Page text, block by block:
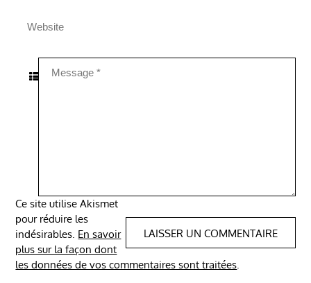
Ce site utilise Akismet
pour réduire les
indésirables. En savoir
plus sur la façon dont
les données de vos commentaires sont traitées.